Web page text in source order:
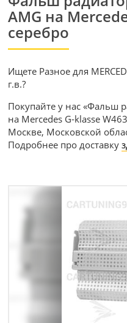
AMG на
серебро
Ищете Разное для
г.в.?
Покупайте у нас «Фальш
на Mercedes G-klasse
Москве, Московской
Подробнее про доставку